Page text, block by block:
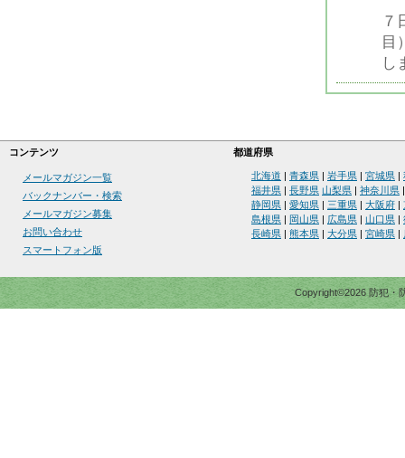
７
目
し
コンテンツ 都道府県
メールマガジン一覧
バックナンバー・検索
メールマガジン募集
お問い合わせ
スマートフォン版
北海道 青森県 岩手県 宮城県
福井県
長野県 山梨県 神奈川県
静岡県
愛知県 三重県 大阪府
島根県
岡山県 広島県 山口県
長崎県
熊本県 大分県 宮崎県
Copyright©2026 防犯・